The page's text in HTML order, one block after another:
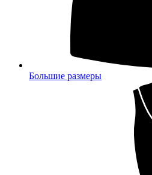
Большие размеры